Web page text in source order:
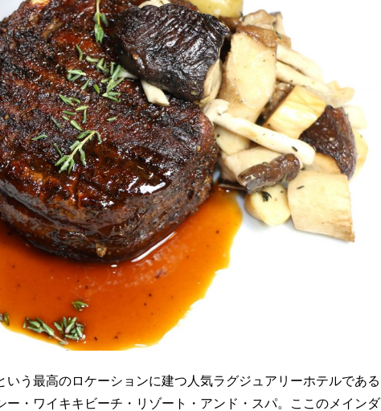
いう最高のロケーションに建つ人気ラグジュアリーホテルである
ー・ワイキキビーチ・リゾート・アンド・スパ。ここのメインダ